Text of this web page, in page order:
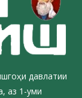
давлатии
аз 1-уми